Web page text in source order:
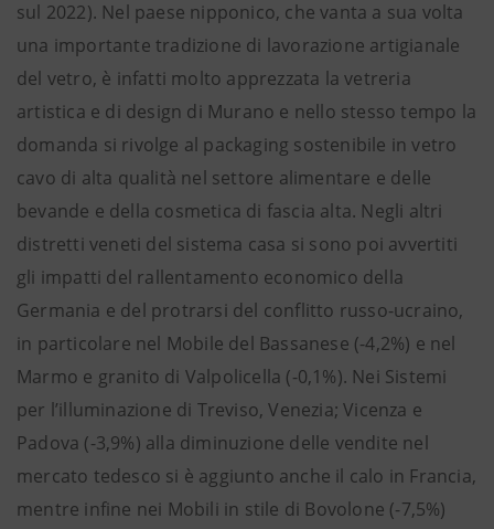
sul 2022). Nel paese nipponico, che vanta a sua volta
una importante tradizione di lavorazione artigianale
del vetro, è infatti molto apprezzata la vetreria
artistica e di design di Murano e nello stesso tempo la
domanda si rivolge al packaging sostenibile in vetro
cavo di alta qualità nel settore alimentare e delle
bevande e della cosmetica di fascia alta. Negli altri
distretti veneti del sistema casa si sono poi avvertiti
gli impatti del rallentamento economico della
Germania e del protrarsi del conflitto russo-ucraino,
in particolare nel Mobile del Bassanese (-4,2%) e nel
Marmo e granito di Valpolicella (-0,1%). Nei Sistemi
per l’illuminazione di Treviso, Venezia; Vicenza e
Padova (-3,9%) alla diminuzione delle vendite nel
mercato tedesco si è aggiunto anche il calo in Francia,
mentre infine nei Mobili in stile di Bovolone (-7,5%)